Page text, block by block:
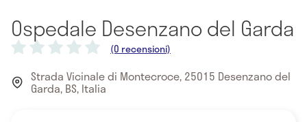
Ospedale Desenzano del Garda
(0 recensioni)
Strada Vicinale di Montecroce, 25015 Desenzano del
Garda, BS, Italia